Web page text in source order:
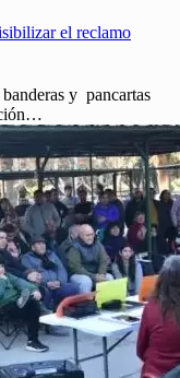
el reclamo
y pancartas